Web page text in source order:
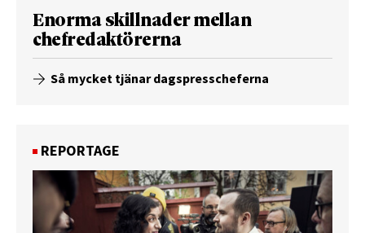
Enorma skillnader mellan
chefredaktörerna
Så mycket tjänar dagspresscheferna
REPORTAGE